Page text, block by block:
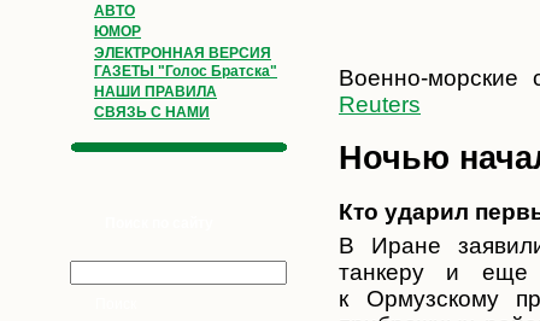
АВТО
ЮМОР
ЭЛЕКТРОННАЯ ВЕРСИЯ
ГАЗЕТЫ "Голос Братска"
НАШИ ПРАВИЛА
СВЯЗЬ С НАМИ
Военно-
Reuters
Ночью
Кто ударил
В Иране
танкеру и еще
к Ормузскому